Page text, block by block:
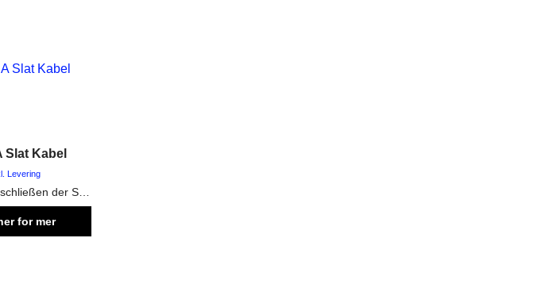
Slat Kabel
Levering
Kabel zum anschließen der Slats an den Slat Connector in verschiedenen längen
for mer